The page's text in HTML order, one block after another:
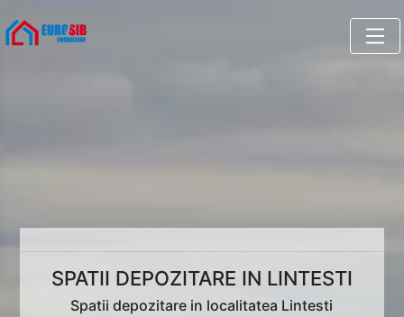
SPATII DEPOZITARE IN LINTESTI
Spatii depozitare in localitatea Lintesti